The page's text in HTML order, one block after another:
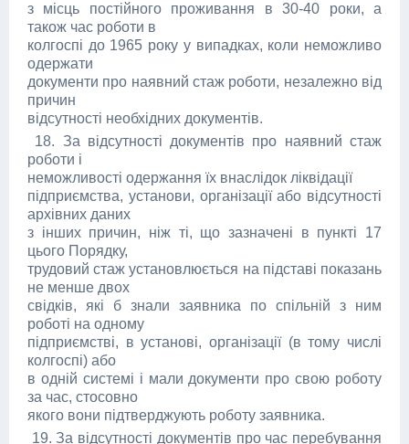
з місць постійного проживання в 30-40 роки, а
також час роботи в
колгоспі до 1965 року у випадках, коли неможливо
одержати
документи про наявний стаж роботи, незалежно від
причин
відсутності необхідних документів.
18. За відсутності документів про наявний стаж
роботи і
неможливості одержання їх внаслідок ліквідації
підприємства, установи, організації або відсутності
архівних даних
з інших причин, ніж ті, що зазначені в пункті 17
цього Порядку,
трудовий стаж установлюється на підставі показань
не менше двох
свідків, які б знали заявника по спільній з ним
роботі на одному
підприємстві, в установі, організації (в тому числі
колгоспі) або
в одній системі і мали документи про свою роботу
за час, стосовно
якого вони підтверджують роботу заявника.
19. За відсутності документів про час перебування